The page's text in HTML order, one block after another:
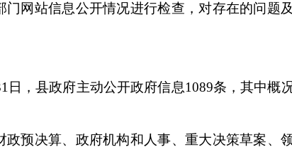
网站信息公开情况进行检查，对存在的问题
日，县政府主动公开政府信息1089条，其中概
政预决算、政府机构和人事、重大决策草案、